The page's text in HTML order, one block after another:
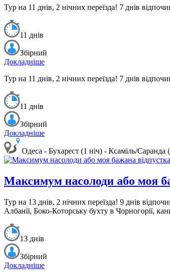
Тур на 11 днів, 2 нічних переїзда! 7 днів
11 днів
Збірний
Докладніше
Тур на 11 днів, 2 нічних переїзда! 7 днів
11 днів
Збірний
Докладніше
Одеса - Бухарест (1 ніч) - Ксаміль/
Максимум насолоди або моя
Тур на 13 днів, 2 нічних переїзда! 9 днів
Албанії, Боко-Которську бухту в Чорногорії,
13 днів
Збірний
Докладніше